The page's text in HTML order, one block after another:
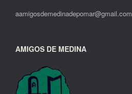
aamigosdemedinadepomar@gmail.com
AMIGOS DE MEDINA